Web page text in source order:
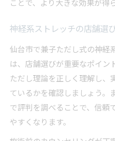
ことで、より大きな効果が得
神経系ストレッチの店舗選
仙台市で兼子ただし式の神経
は、店舗選びが重要なポイン
ただし理論を正しく理解し、
ているかを確認しましょう。
で評判を調べることで、信頼
やすくなります。